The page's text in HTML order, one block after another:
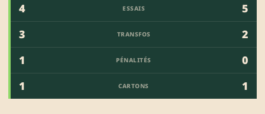
4 ESSAIS
5
3
TRANSFOS
2
1
PÉNALITÉS
0
1
CARTONS 1